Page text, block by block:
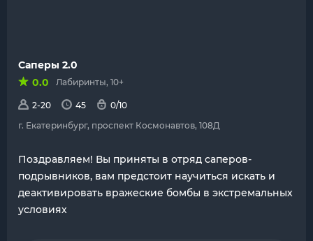
Саперы 2.0
0.0
Лабиринты, 10+
2-20 45
0/10
г. Екатеринбург, проспект Космонавтов, 108Д
Поздравляем! Вы приняты в отряд саперов-
подрывников, вам предстоит научиться искать и
деактивировать вражеские бомбы в экстремальных
условиях